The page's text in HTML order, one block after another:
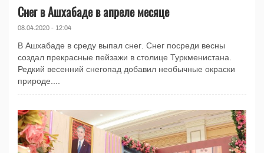
Снег в Ашхабаде в апреле месяце
08.04.2020 - 12:04
В Ашхабаде в среду выпал снег. Снег посреди весны
создал прекрасные пейзажи в столице Туркменистана.
Редкий весенний снегопад добавил необычные окраски
природе....